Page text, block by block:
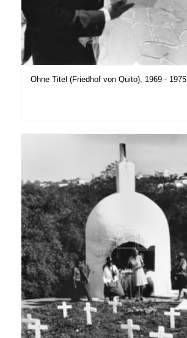
Ohne Titel (Friedhof von Quito), 1969 - 1975